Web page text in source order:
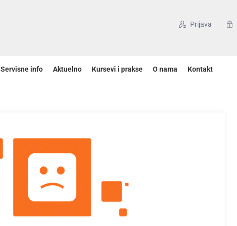
Prijava
Servisne info Aktuelno Kursevi i prakse O nama Kontakt